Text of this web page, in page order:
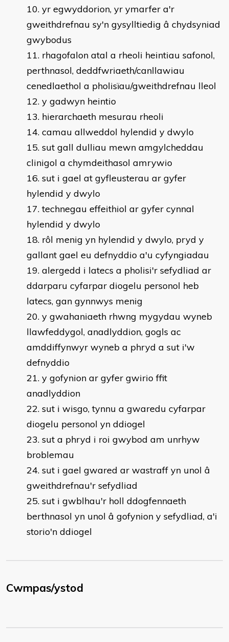
yr egwyddorion, yr ymarfer a'r
gweithdrefnau sy'n gysylltiedig â chydsyniad
gwybodus
rhagofalon atal a rheoli heintiau safonol,
perthnasol, deddfwriaeth/canllawiau
cenedlaethol a pholisïau/gweithdrefnau lleol
y gadwyn heintio
hierarchaeth mesurau rheoli
camau allweddol hylendid y dwylo
sut gall dulliau mewn amgylcheddau
clinigol a chymdeithasol amrywio
sut i gael at gyfleusterau ar gyfer
hylendid y dwylo
technegau effeithiol ar gyfer cynnal
hylendid y dwylo
rôl menig yn hylendid y dwylo, pryd y
gallant gael eu defnyddio a'u cyfyngiadau
alergedd i latecs a pholisi'r sefydliad ar
ddarparu cyfarpar diogelu personol heb
latecs, gan gynnwys menig
y gwahaniaeth rhwng mygydau wyneb
llawfeddygol, anadlyddion, gogls ac
amddiffynwyr wyneb a phryd a sut i'w
defnyddio
y gofynion ar gyfer gwirio ffit
anadlyddion
sut i wisgo, tynnu a gwaredu cyfarpar
diogelu personol yn ddiogel
sut a phryd i roi gwybod am unrhyw
broblemau
sut i gael gwared ar wastraff yn unol â
gweithdrefnau'r sefydliad
sut i gwblhau'r holl ddogfennaeth
berthnasol yn unol â gofynion y sefydliad, a'i
storio'n ddiogel
Cwmpas/ystod